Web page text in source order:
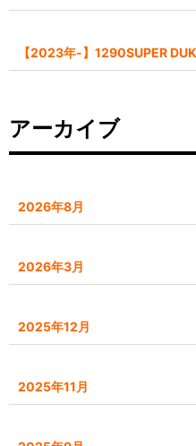
アーカイブ
2026年8月
2026年3月
2025年12月
2025年11月